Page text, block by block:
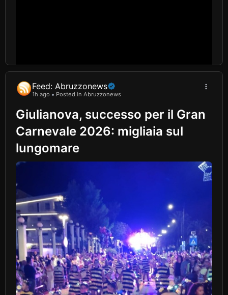
Feed: Abruzzonews
1h ago Posted in Abruzzonews
Giulianova, successo per il Gran
Carnevale 2026: migliaia sul
lungomare